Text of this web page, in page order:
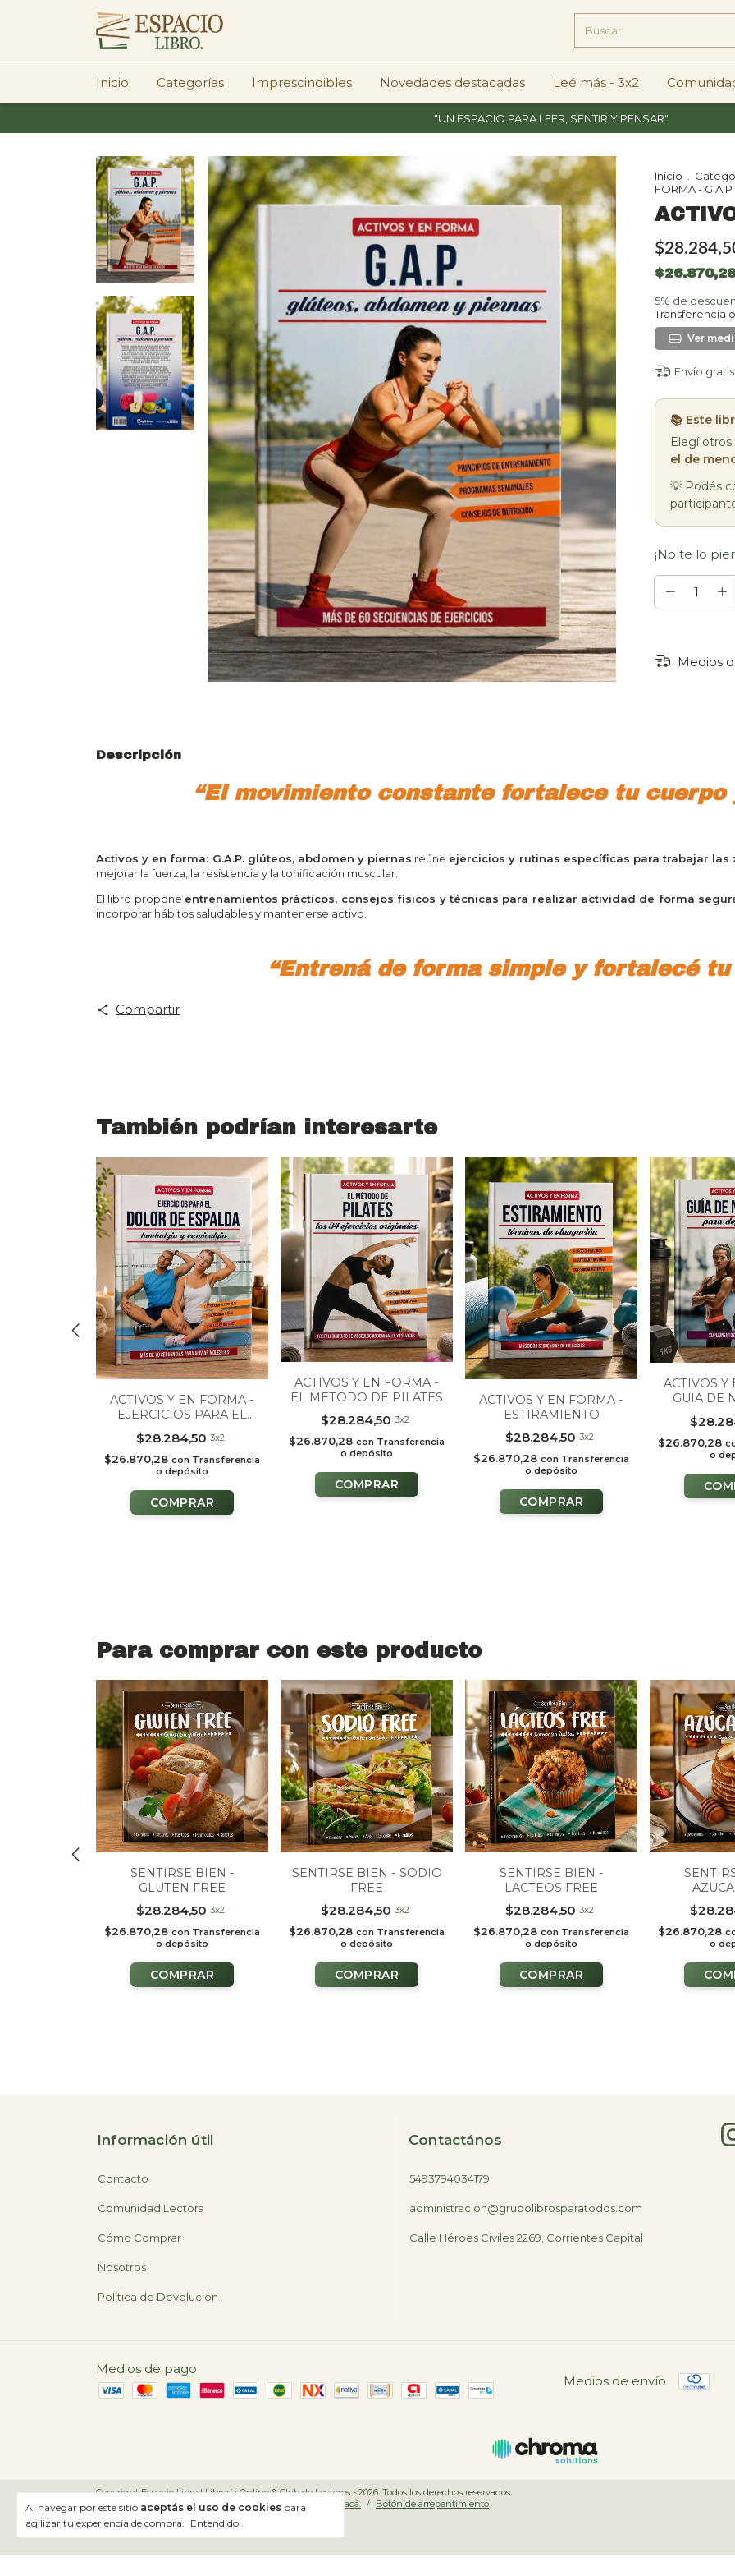
Inicio Categorías Imprescindibles Novedades destacadas Leé más - 3x2
"UN ESPACIO PARA LEER, SENTIR Y PENSAR"
Al navegar por este sitio aceptás el uso de cookies para
agilizar tu experiencia de compra. Entendido
Inicio
FORMA - G.A.P
5% de
Transferencia
Ver
Envío gratis
📚 Este
Elegí otros
el de
💡 Podés
¡No te lo
Medios
Descripción
“El movimiento constante fortalece tu cuerpo
Activos y en forma: G.A.P. glúteos, abdomen y piernas reúne ejercicios y rutinas específicas para trabajar
mejorar la fuerza, la resistencia y la tonificación muscular.
El libro propone entrenamientos prácticos, consejos físicos y técnicas para realizar actividad de forma
incorporar hábitos saludables y mantenerse activo.
“Entrená de forma simple y fortalecé tu
Compartir
También podrían interesarte
ACTIVOS Y EN FORMA -
EJERCICIOS PARA EL
DOLOR DE ESPALDA
$28.284,50 3x2
$26.870,28 con Transferencia
o depósito
ACTIVOS Y EN FORMA -
EL METODO DE PILATES
$28.284,50 3x2
$26.870,28 con Transferencia
o depósito
ACTIVOS Y EN FORMA -
ESTIRAMIENTO
$28.284,50 3x2
$26.870,28 con Transferencia
o depósito
ACTIVOS Y
GUIA DE
PARA
$26.870,28
o
Para comprar con este producto
SENTIRSE BIEN -
GLUTEN FREE
$28.284,50 3x2
$26.870,28 con Transferencia
o depósito
SENTIRSE BIEN - SODIO
FREE
$28.284,50 3x2
$26.870,28 con Transferencia
o depósito
SENTIRSE BIEN -
LACTEOS FREE
$28.284,50 3x2
$26.870,28 con Transferencia
o depósito
$26.870,28
o
Información útil
Contacto
Comunidad Lectora
Cómo Comprar
Nosotros
Política de Devolución
Contactános
5493794034179
administracion@grupolibrosparatodos.com
Calle Héroes Civiles 2269, Corrientes Capital
Medios de pago
Medios de envío
Copyright Espacio Libro | Librería Online & Club de Lectores - 2026. Todos los derechos reservados.
Defensa de las y los consumidores. Para reclamos
ingresá acá. / Botón de arrepentimiento